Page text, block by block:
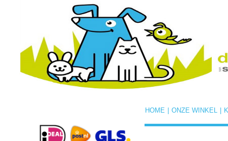
ONZE WINKEL
HOME